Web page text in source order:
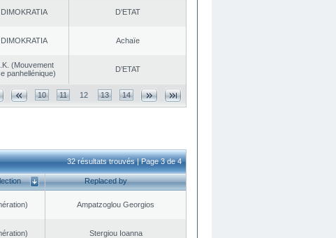
D’ETAT
Achaïe
(Mouvement
panhellénique)
D’ETAT
10 11 12 13 14
32 résultats trouvés | Page 3 de 4
Replaced by
Ampatzoglou Georgios
Stergiou Ioanna